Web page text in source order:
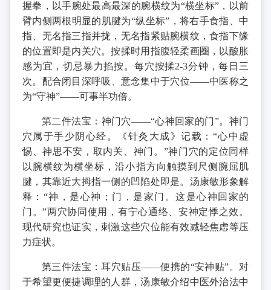
握拳，以手腕处最高最深的腕横纹为“横坐标”，以前
臂内侧两根明显的肌腱为“纵坐标”，将右手食指、中
指、无名指三指并拢，无名指紧贴腕横纹，食指下缘
的位置即是内关穴。按揉时用指腹轻柔画圈，以酸胀
感为宜，切忌暴力掐按。每穴按揉2-3分钟，每日三
次。配合闭目深呼吸、意念集中于穴位——中医称之
为“守神”——可事半功倍。
第二件法宝：神门穴——“心神回家的门”。神门
穴属于手少阴心经。《针灸大成》记载：“心中虚
惕、神思不安，取内关、神门。”神门穴的定位同样
以腕横纹为横坐标，沿小指方向触摸到尺侧腕屈肌
腱，其靠近大拇指一侧的凹陷处即是。汤康敏形象解
释：“神，是心神；门，是家门。这是心神回家的
门。”两穴协同使用，有宁心通络、安神定悸之效。
现代研究也证实，刺激这些穴位能有效减轻焦虑等压
力症状。
第三件法宝：耳穴贴压——便携的“安神贴”。对
于希望更便捷调理的人群，汤康敏介绍中医外治法中